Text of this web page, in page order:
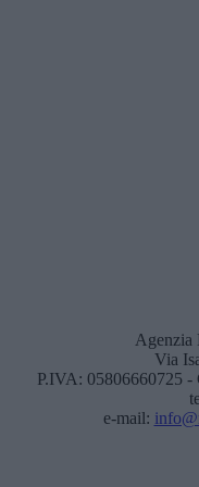
Agenzia
Via
P.IVA: 05806660725
e-mail: